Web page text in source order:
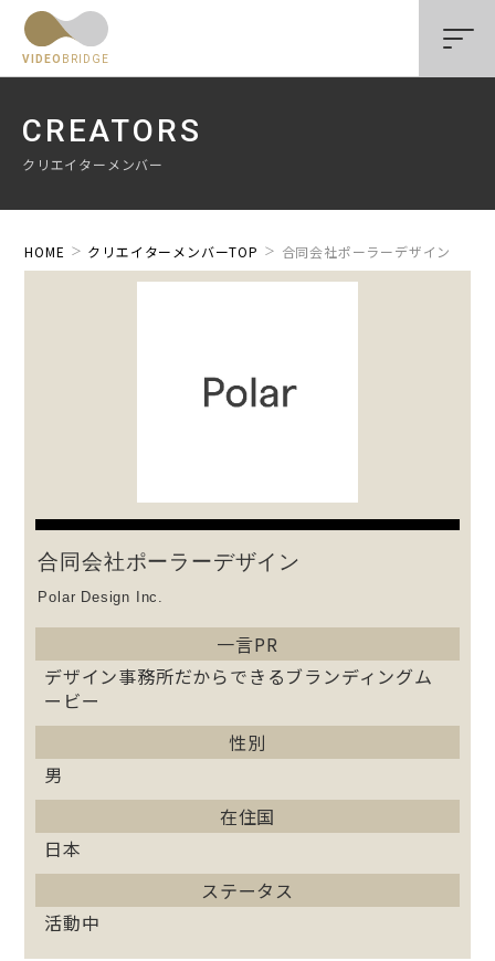
VIDEO BRIDGE
CREATORS
クリエイターメンバー
HOME クリエイターメンバーTOP 合同会社ポーラーデザイン
合同会社ポーラーデザイン
Polar Design Inc.
一言PR
デザイン事務所だからできるブランディングム
ービー
性別
男
在住国
日本
ステータス
活動中